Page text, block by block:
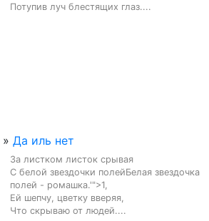
Потупив луч блестящих глаз....
» Да иль нет
За листком листок срывая
С белой звездочки полейБелая звездочка
полей - ромашка.'">1,
Ей шепчу, цветку вверяя,
Что скрываю от людей....